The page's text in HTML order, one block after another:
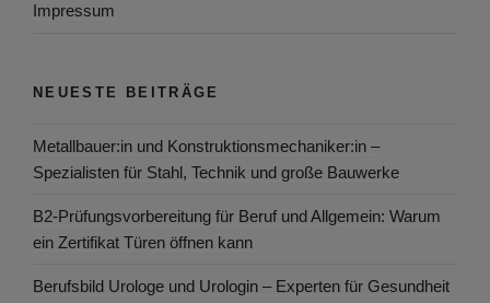
Impressum
NEUESTE BEITRÄGE
Metallbauer:in und Konstruktionsmechaniker:in –
Spezialisten für Stahl, Technik und große Bauwerke
B2-Prüfungsvorbereitung für Beruf und Allgemein: Warum
ein Zertifikat Türen öffnen kann
Berufsbild Urologe und Urologin – Experten für Gesundheit